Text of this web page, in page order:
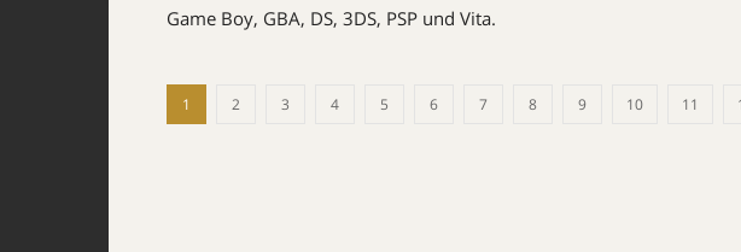
Game Boy, GBA, DS, 3DS, PSP und Vita.
1 2 3 4 5 6 7 8 9 10 11